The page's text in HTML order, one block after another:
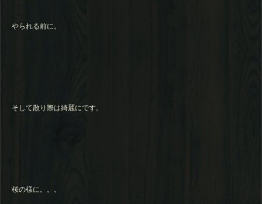
やられる前に。
そして散り際は綺麗にです。
桜の様に。。。